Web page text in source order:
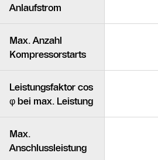
Anlaufstrom
Max. Anzahl
Kompressorstarts
Leistungsfaktor cos
φ bei max. Leistung
Max.
Anschlussleistung